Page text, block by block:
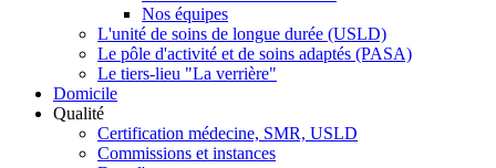
Nos équipes
L'unité de soins de longue durée (USLD)
Le pôle d'activité et de soins adaptés (PASA)
Le tiers-lieu "La verrière"
Domicile
Qualité
Certification médecine, SMR, USLD
Commissions et instances